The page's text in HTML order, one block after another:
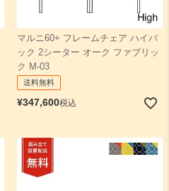
マルニ60+ フレームチェア ハイバ
ック 2シーター オーク ファブリッ
ク M-03
送料無料
¥347,600税込